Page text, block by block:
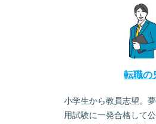
転職の
小学生から教員志望。
用試験に一発合格して